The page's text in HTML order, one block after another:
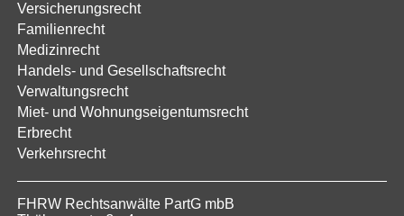
Versicherungsrecht
Familienrecht
Medizinrecht
Handels- und Gesellschaftsrecht
Verwaltungsrecht
Miet- und Wohnungseigentumsrecht
Erbrecht
Verkehrsrecht
FHRW Rechtsanwälte PartG mbB